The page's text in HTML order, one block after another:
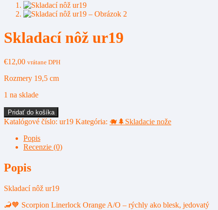
Skladací nôž ur19
€12,00 vrátane DPH
Rozmery 19,5 cm
1 na sklade
množstvo
Skladací
ur19
Pridať do košíka
Katalógové číslo: ur19 Kategória: 🐗🌲Skladacie nože
Popis
Recenzie (0)
Popis
Skladací nôž ur19
🦂🧡 Scorpion Linerlock Orange A/O – rýchly ako blesk, jedovatý